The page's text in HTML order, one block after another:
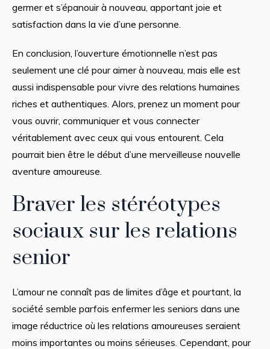
germer et s’épanouir à nouveau, apportant joie et
satisfaction dans la vie d’une personne.
En conclusion, l’ouverture émotionnelle n’est pas
seulement une clé pour aimer à nouveau, mais elle est
aussi indispensable pour vivre des relations humaines
riches et authentiques. Alors, prenez un moment pour
vous ouvrir, communiquer et vous connecter
véritablement avec ceux qui vous entourent. Cela
pourrait bien être le début d’une merveilleuse nouvelle
aventure amoureuse.
Braver les stéréotypes
sociaux sur les relations
senior
L’amour ne connaît pas de limites d’âge et pourtant, la
société semble parfois enfermer les seniors dans une
image réductrice où les relations amoureuses seraient
moins importantes ou moins sérieuses. Cependant, pour